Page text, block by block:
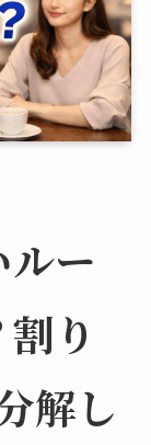
ー
り
解し